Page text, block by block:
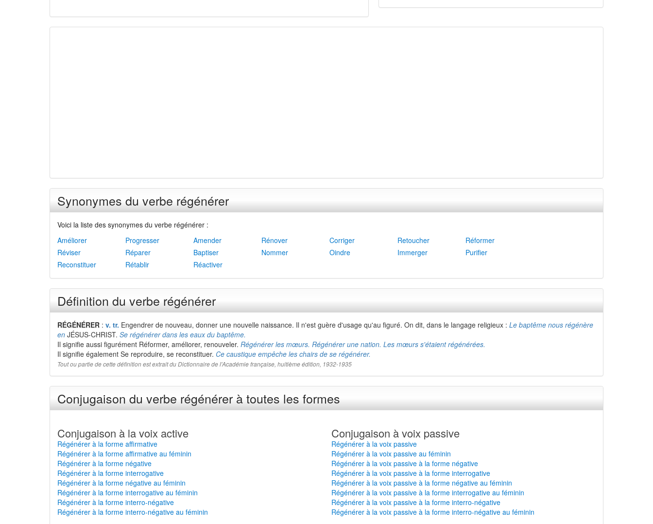
Synonymes du verbe régénérer
Voici la liste des synonymes du verbe régénérer :
Améliorer
Progresser Amender Rénover Corriger Retoucher
Réformer
Réviser
Réparer Baptiser Nommer Oindre Immerger
Purifier
Reconstituer
Rétablir Réactiver
Définition du verbe régénérer
RÉGÉNÉRER : v. tr. Engendrer de nouveau, donner une nouvelle naissance. Il n'est guère d'usage qu'au figuré. On dit, dans le langage religieux : Le baptême nous régénère
en JÉSUS-CHRIST. Se régénérer dans les eaux du baptême.
Il signifie aussi figurément Réformer, améliorer, renouveler. Régénérer les mœurs. Régénérer une nation. Les mœurs s'étaient régénérées.
Il signifie également Se reproduire, se reconstituer. Ce caustique empêche les chairs de se régénérer.
Tout ou partie de cette définition est extrait du Dictionnaire de l'Académie française, huitième édition, 1932-1935
Conjugaison du verbe régénérer à toutes les formes
Conjugaison à la voix active
Régénérer à la forme affirmative
Régénérer à la forme affirmative au féminin
Régénérer à la forme négative
Régénérer à la forme interrogative
Régénérer à la forme négative au féminin
Régénérer à la forme interrogative au féminin
Régénérer à la forme interro-négative
Régénérer à la forme interro-négative au féminin
Conjugaison à voix passive
Régénérer à la voix passive
Régénérer à la voix passive au féminin
Régénérer à la voix passive à la forme négative
Régénérer à la voix passive à la forme interrogative
Régénérer à la voix passive à la forme négative au féminin
Régénérer à la voix passive à la forme interrogative au féminin
Régénérer à la voix passive à la forme interro-négative
Régénérer à la voix passive à la forme interro-négative au féminin